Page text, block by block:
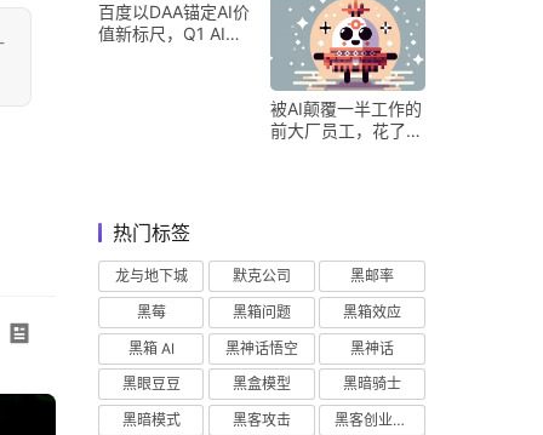
百度以DAA锚定AI价
值新标尺，Q1 AI营
被AI颠覆一半工作的
前大厂员工，花了8
热门标签
龙与地下城 默克公司
黑邮率
黑莓
黑箱问题
黑箱效应
黑箱 AI
黑神话悟空
黑神话
黑眼豆豆
黑盒模型
黑暗骑士
黑暗模式
黑客攻击
黑客创业主义